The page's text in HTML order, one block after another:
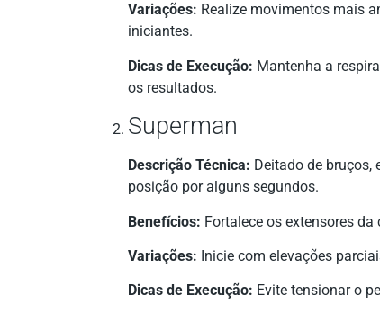
Variações: Realize movimentos mais
iniciantes.
Dicas de Execução: Mantenha a
os resultados.
Superman
Descrição Técnica: Deitado de bruços,
posição por alguns segundos.
Benefícios: Fortalece os extensores
Variações: Inicie com elevações
Dicas de Execução: Evite tensionar o